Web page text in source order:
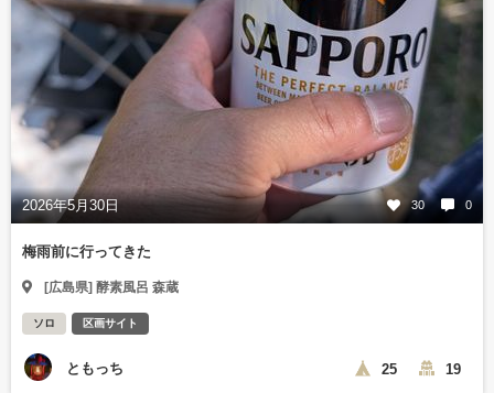
2026年5月30日 30 0
梅雨前に行ってきた
[広島県] 酵素風呂 森蔵
ソロ 区画サイト
ともっち 25 19